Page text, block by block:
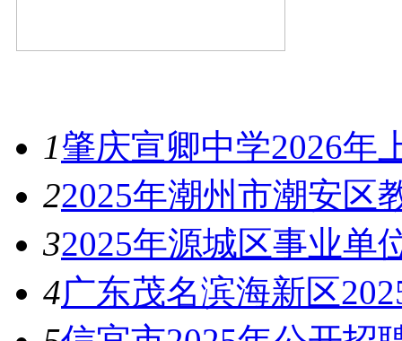
1肇庆宣卿中学2026年
22025年潮州市潮安区
32025年源城区事业单
4广东茂名滨海新区